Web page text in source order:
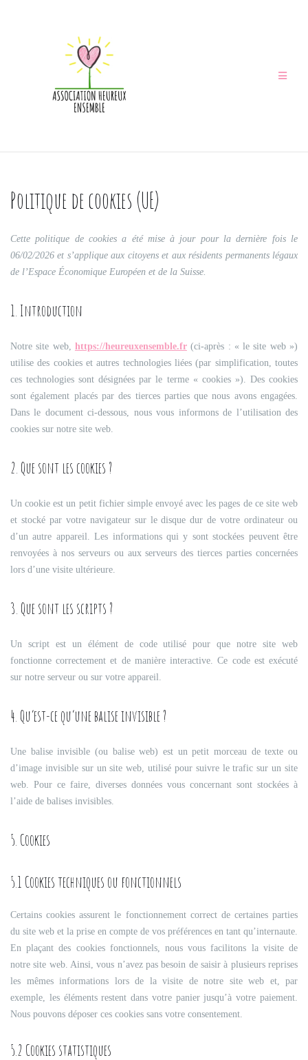
Politique de cookies (UE)
Cette politique de cookies a été mise à jour pour la dernière fois le
06/02/2026 et s’applique aux citoyens et aux résidents permanents légaux
de l’Espace Économique Européen et de la Suisse.
1. Introduction
Notre site web, https://heureuxensemble.fr(ci-après : « le site web »)
utilise des cookies et autres technologies liées (par simplification, toutes
ces technologies sont désignées par le terme « cookies »). Des cookies
sont également placés par des tierces parties que nous avons engagées.
Dans le document ci-dessous, nous vous informons de l’utilisation des
cookies sur notre site web.
2. Que sont les cookies ?
Un cookie est un petit fichier simple envoyé avec les pages de ce site web
et stocké par votre navigateur sur le disque dur de votre ordinateur ou
d’un autre appareil. Les informations qui y sont stockées peuvent être
renvoyées à nos serveurs ou aux serveurs des tierces parties concernées
lors d’une visite ultérieure.
3. Que sont les scripts ?
Un script est un élément de code utilisé pour que notre site web
fonctionne correctement et de manière interactive. Ce code est exécuté
sur notre serveur ou sur votre appareil.
4. Qu’est-ce qu’une balise invisible ?
Une balise invisible (ou balise web) est un petit morceau de texte ou
d’image invisible sur un site web, utilisé pour suivre le trafic sur un site
web. Pour ce faire, diverses données vous concernant sont stockées à
l’aide de balises invisibles.
5. Cookies
5.1 Cookies techniques ou fonctionnels
Certains cookies assurent le fonctionnement correct de certaines parties
du site web et la prise en compte de vos préférences en tant qu’internaute.
En plaçant des cookies fonctionnels, nous vous facilitons la visite de
notre site web. Ainsi, vous n’avez pas besoin de saisir à plusieurs reprises
les mêmes informations lors de la visite de notre site web et, par
exemple, les éléments restent dans votre panier jusqu’à votre paiement.
Nous pouvons déposer ces cookies sans votre consentement.
5.2 Cookies statistiques